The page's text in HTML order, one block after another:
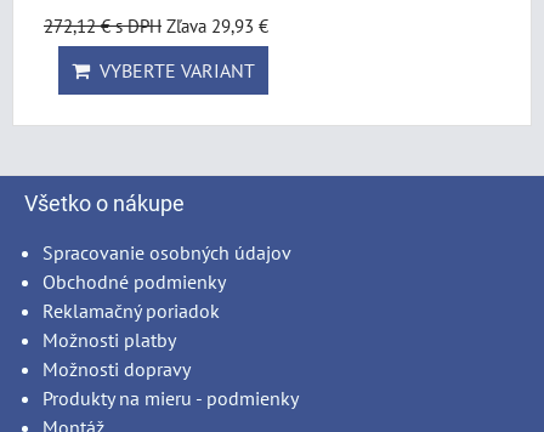
272,12 €s DPH Zľava 29,93 €
VYBERTE VARIANT
Všetko o nákupe
Spracovanie osobných údajov
Obchodné podmienky
Reklamačný poriadok
Možnosti platby
Možnosti dopravy
Produkty na mieru - podmienky
Montáž